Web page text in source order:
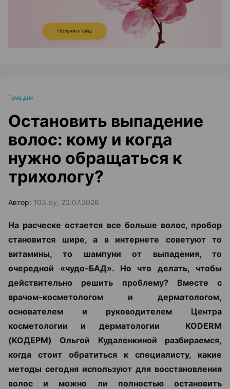
Тема дня
Остановить выпадение
волос: кому и когда
нужно обращаться к
трихологу?
Автор: 103.by, 20.07.2026
На расческе остается все больше волос, пробор
становится шире, а в интернете советуют то
витамины, то шампуни от выпадения, то
очередной «чудо-БАД». Но что делать, чтобы
действительно решить проблему? Вместе с
врачом-косметологом и дерматологом,
основателем и руководителем Центра
косметологии и дерматологии KODERM
(КОДЕРМ) Ольгой Кудаленкиной разбираемся,
когда стоит обратиться к специалисту, какие
методы сегодня используют для восстановления
волос и можно ли полностью остановить